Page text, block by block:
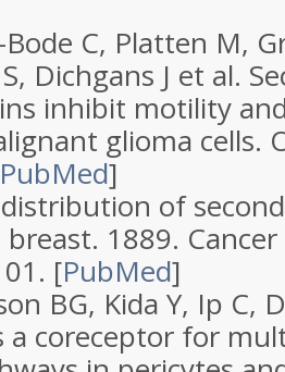
C, Platten M,
Dichgans J et al.
inhibit motility
glioma cells.
PubMed]
of
1889.
[PubMed]
BG, Kida Y, Ip C,
a coreceptor for